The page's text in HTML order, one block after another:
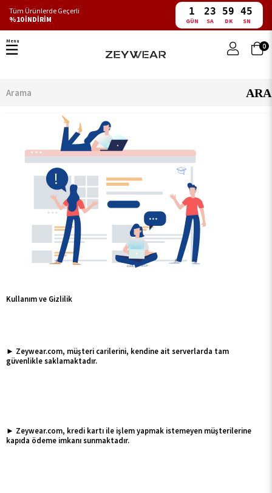
Tüm Ürünlerde Geçerli
%10 İNDİRİM
1
GÜN
23
SA
59
DK
45
SN
0
Menu
Kullanım ve Gizlilik
► Zeywear.com, müşteri carilerini, kendine ait serverlarda tam
güvenlikle saklamaktadır.
► Zeywear.com, kredi kartı ile işlem yapmak istemeyen müşterilerine
kapıda ödeme imkanı sunmaktadır.